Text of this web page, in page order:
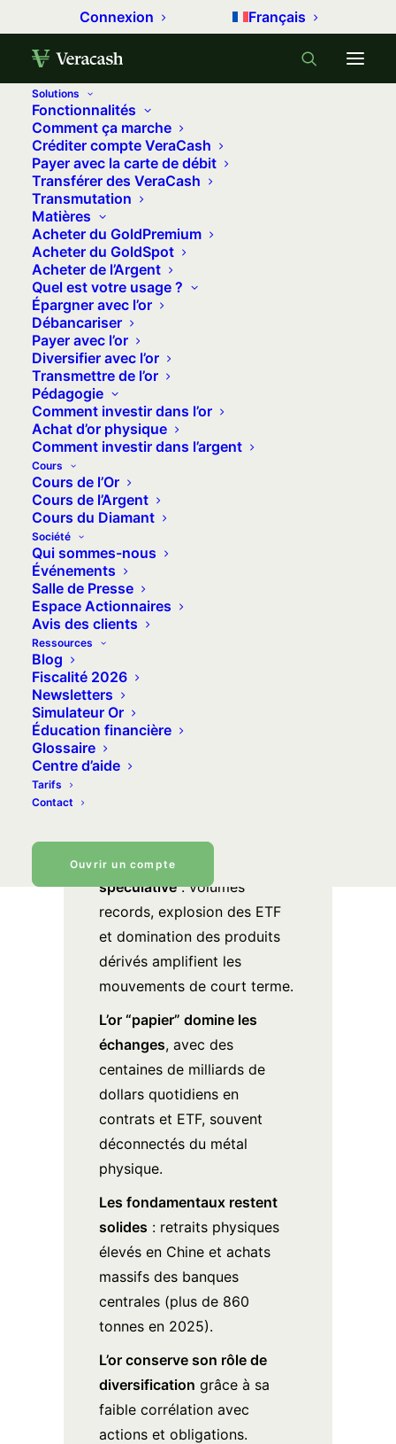
Connexion Français
Solutions
Fonctionnalités
Comment ça marche
Créditer compte VeraCash
Payer avec la carte de débit
Transférer des VeraCash
Transmutation
Matières
Acheter du GoldPremium
Acheter du GoldSpot
Acheter de l’Argent
Quel est votre usage ?
Épargner avec l’or
Débancariser
Payer avec l’or
Diversifier avec l’or
Transmettre de l’or
Pédagogie
Comment investir dans l’or
Achat d’or physique
Comment investir dans l’argent
Cours
Cours de l’Or
Cours de l’Argent
Cours du Diamant
Société
Qui sommes-nous
Événements
Salle de Presse
Espace Actionnaires
Avis des clients
Ressources
Blog
Fiscalité 2026
Newsletters
Simulateur Or
Éducation financière
Glossaire
Centre d’aide
Tarifs
Contact
Ouvrir un compte
Accueil
Métaux précieux
L’or est-il devenu spéculatif ?
L'or est-il devenu spéculatif ?
20 février 2026
La question surgit après chaque
mouvement brutal. Fin janvier 2026, le
cours de l’or
fois le seuil des 5 600 dollars l’once,
provoquant un emballement
médiatique. Puis, en quelques séances,
il chute de plus de 20 %, laissant les
investisseurs sonnés. Les volumes
explosent sur les ETF nord-américains,
triplant en un mois. En Chine, les
contrats à terme sur l’or bondissent de
72 % au-dessus de leur moyenne
quinquennale. Le métal jaune, cette
vieille relique monétaire, se serait-il
transformé en terrain de jeu pour
traders hyperactifs ? L’or, traditionnel
refuge des périodes troublées, serait-il
devenu un simple actif spéculatif
comme les autres ?
La volatilité de 2026 donne à
l’or une apparence
spéculative: volumes
records, explosion des ETF
et domination des produits
dérivés amplifient les
mouvements de court terme.
L’or “papier” domine les
échanges, avec des
centaines de milliards de
dollars quotidiens en
contrats et ETF, souvent
déconnectés du métal
physique.
Les fondamentaux restent
solides : retraits physiques
élevés en Chine et achats
massifs des banques
centrales (plus de 860
tonnes en 2025).
L’or conserve son rôle de
diversification grâce à sa
faible corrélation avec
actions et obligations.